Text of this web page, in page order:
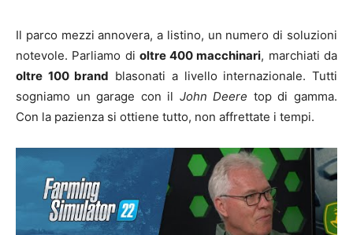
Il parco mezzi annovera, a listino, un numero di soluzioni
notevole. Parliamo di oltre 400 macchinari, marchiati da
oltre 100 brand blasonati a livello internazionale. Tutti
sogniamo un garage con il John Deere top di gamma.
Con la pazienza si ottiene tutto, non affrettate i tempi.